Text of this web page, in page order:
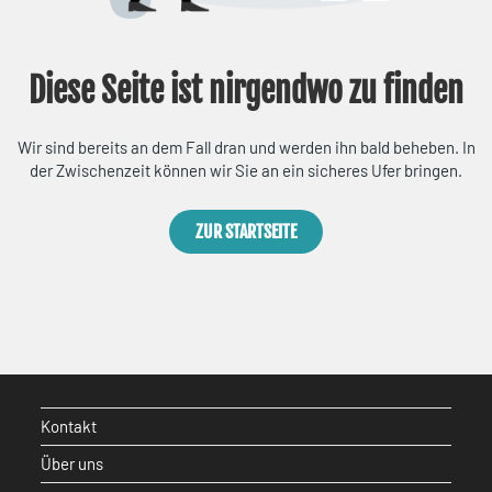
Diese Seite ist nirgendwo zu finden
Wir sind bereits an dem Fall dran und werden ihn bald beheben. In
der Zwischenzeit können wir Sie an ein sicheres Ufer bringen.
ZUR STARTSEITE
Kontakt
Über uns